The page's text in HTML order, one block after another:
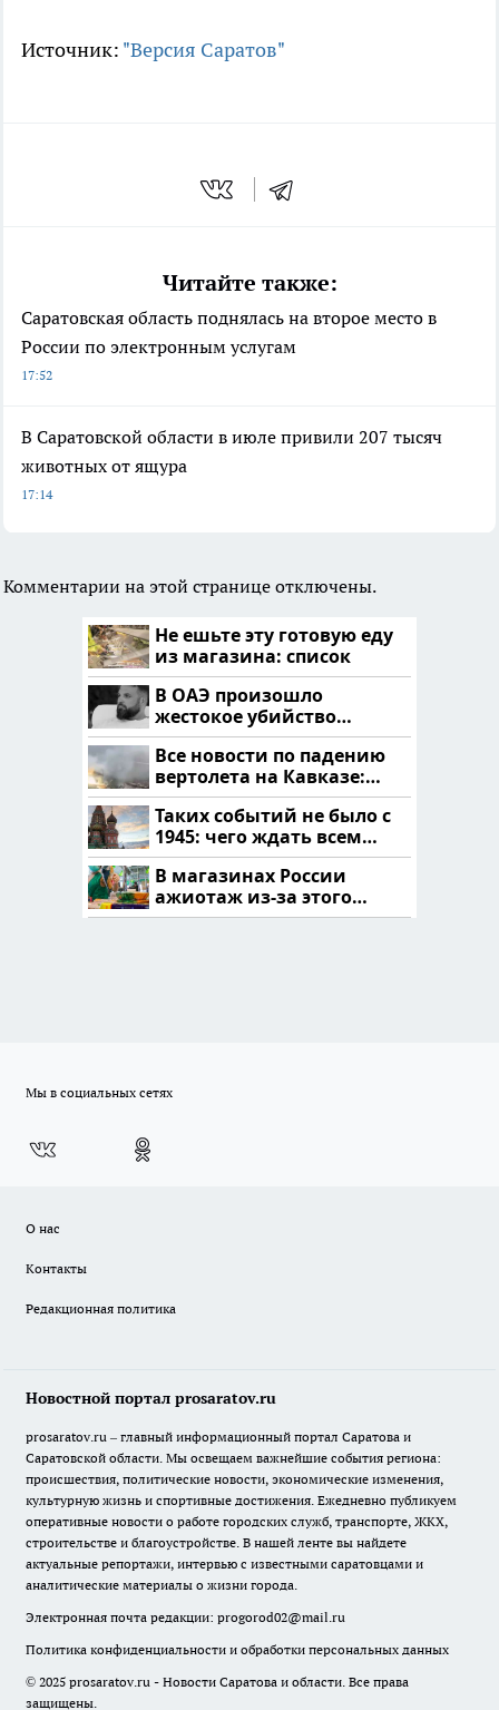
Источник: "Версия Саратов"
Читайте также:
Саратовская область поднялась на второе место в
России по электронным услугам
17:52
В Саратовской области в июле привили 207 тысяч
животных от ящура
17:14
Комментарии на этой странице отключены.
Не ешьте эту готовую еду
из магазина: список
В ОАЭ произошло
жестокое убийство
криптомиллионера
Все новости по падению
вертолета на Кавказе:
читать здесь
Таких событий не было с
1945: чего ждать всем
нам?
В магазинах России
ажиотаж из-за этого
продукта: что купить?
Мы в социальных сетях
О нас
Контакты
Редакционная политика
Новостной портал prosaratov.ru
prosaratov.ru – главный информационный портал Саратова и
Саратовской области. Мы освещаем важнейшие события региона:
происшествия, политические новости, экономические изменения,
культурную жизнь и спортивные достижения. Ежедневно публикуем
оперативные новости о работе городских служб, транспорте, ЖКХ,
строительстве и благоустройстве. В нашей ленте вы найдете
актуальные репортажи, интервью с известными саратовцами и
аналитические материалы о жизни города.
Электронная почта редакции: progorod02@mail.ru
Политика конфиденциальности и обработки персональных данных
© 2025 prosaratov.ru - Новости Саратова и области. Все права
защищены.